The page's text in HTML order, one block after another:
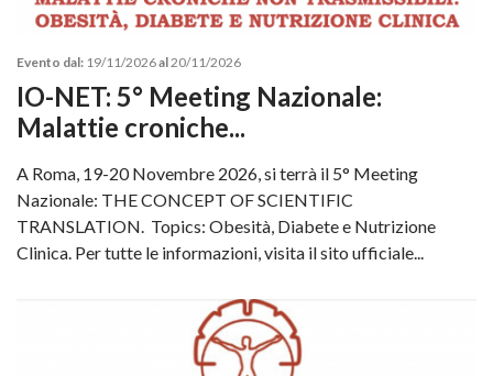
Evento dal: 19/11/2026al20/11/2026
IO-NET: 5° Meeting Nazionale:
Malattie croniche...
A Roma, 19-20 Novembre 2026, si terrà il 5° Meeting
Nazionale: THE CONCEPT OF SCIENTIFIC
TRANSLATION. Topics: Obesità, Diabete e Nutrizione
Clinica. Per tutte le informazioni, visita il sito ufficiale...